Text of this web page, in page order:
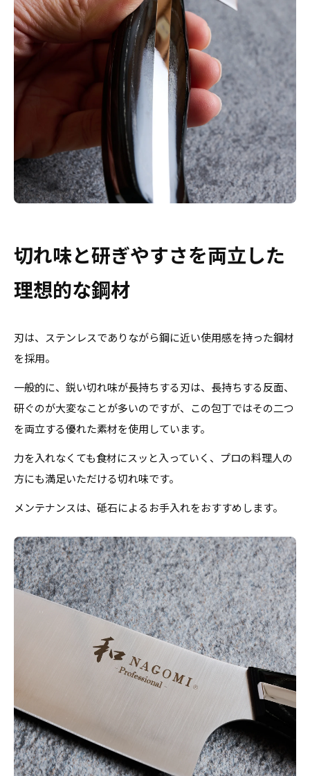
切れ味と研ぎやすさを両立した
理想的な鋼材
刃は、ステンレスでありながら鋼に近い使用感を持った鋼材
を採用。
一般的に、鋭い切れ味が長持ちする刃は、長持ちする反面、
研ぐのが大変なことが多いのですが、この包丁ではその二つ
を両立する優れた素材を使用しています。
力を入れなくても食材にスッと入っていく、プロの料理人の
方にも満足いただける切れ味です。
メンテナンスは、砥石によるお手入れをおすすめします。